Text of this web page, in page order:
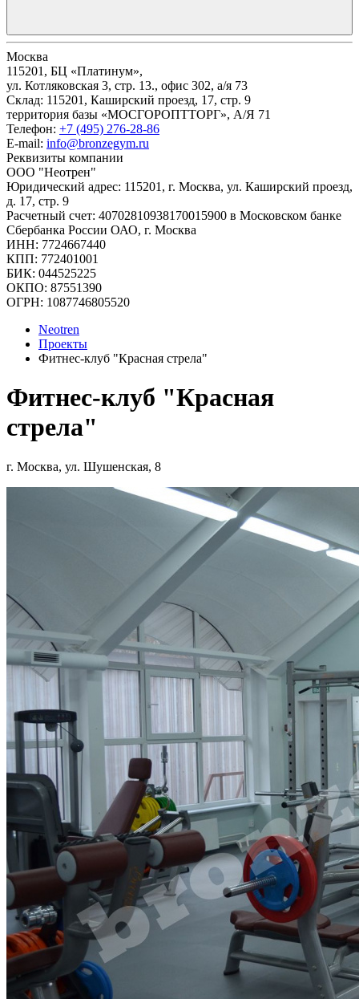
Москва
115201, БЦ «Платинум»,
ул. Котляковская 3, стр. 13., офис 302, а/я 73
Склад: 115201, Каширский проезд, 17, стр. 9
территория базы «МОСГОРОПТТОРГ», А/Я 71
Телефон: +7 (495) 276-28-86
E-mail: info@bronzegym.ru
Реквизиты компании
ООО "Неотрен"
Юридический адрес: 115201, г. Москва, ул. Каширский проезд,
д. 17, стр. 9
Расчетный счет: 40702810938170015900 в Московском банке
Сбербанка России ОАО, г. Москва
ИНН: 7724667440
КПП: 772401001
БИК: 044525225
ОКПО: 87551390
ОГРН: 1087746805520
Neotren
Проекты
Фитнес-клуб "Красная стрела"
Фитнес-клуб "Красная
стрела"
г. Москва, ул. Шушенская, 8